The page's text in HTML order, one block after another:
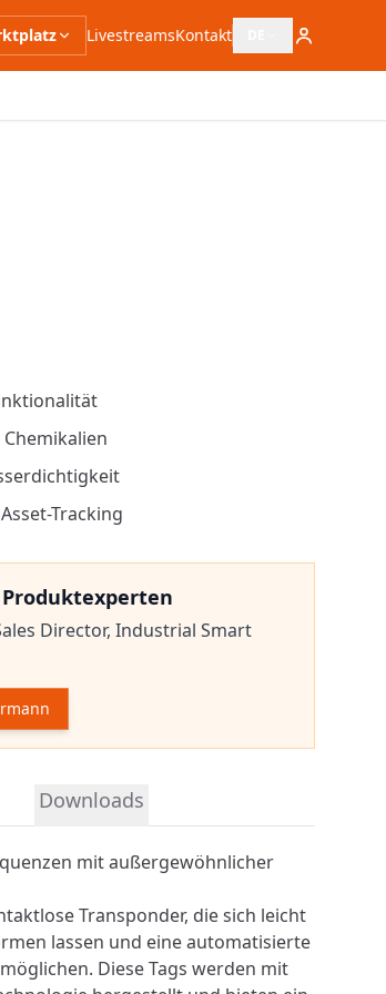
LivestreamsKontakt Sprachauswahl
Tracking
Director, Industrial Smart
Downloads
mit außergewöhnlicher
Transponder, die sich leicht
lassen und eine automatisierte
Diese Tags werden mit